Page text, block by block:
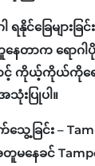
နိုင်ခြေများခြ
ေတာက ရောဂါ
ြောင့် ကိုယ့်ကိုယ်
းပြုပါ။
သွေ့ခြင်း –
တူမနေခင်